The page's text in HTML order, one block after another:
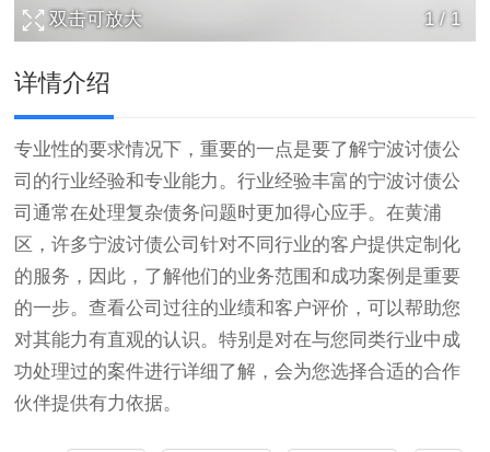
1/ 1
双击可放大
详情介绍
专业性的要求情况下，重要的一点是要了解宁波讨债公
司的行业经验和专业能力。行业经验丰富的宁波讨债公
司通常在处理复杂债务问题时更加得心应手。在黄浦
区，许多宁波讨债公司针对不同行业的客户提供定制化
的服务，因此，了解他们的业务范围和成功案例是重要
的一步。查看公司过往的业绩和客户评价，可以帮助您
对其能力有直观的认识。特别是对在与您同类行业中成
功处理过的案件进行详细了解，会为您选择合适的合作
伙伴提供有力依据。